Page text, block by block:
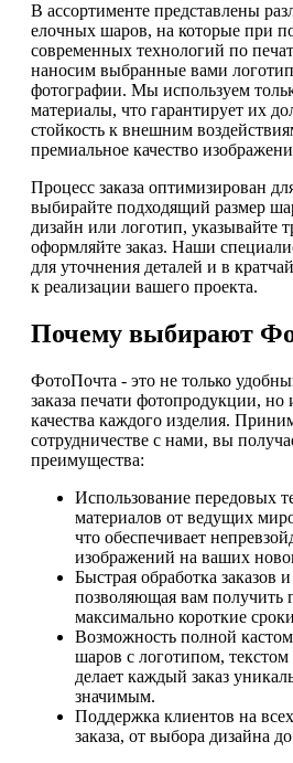
В ассортименте представлены
елочных шаров, на которые при
современных технологий по
наносим выбранные вами
фотографии. Мы используем
материалы, что гарантирует их
стойкость к внешним
премиальное качество
Процесс заказа оптимизирован
выбирайте подходящий размер
дизайн или логотип, указывайте
оформляйте заказ. Наши
для уточнения деталей и в
к реализации вашего проекта.
Почему выбирают
ФотоПочта - это не только
заказа печати фотопродукции, но
качества каждого изделия.
сотрудничестве с нами, вы
преимущества:
Использование передовых
материалов от ведущих
что обеспечивает
изображений на ваших
Быстрая обработка заказов
позволяющая вам получить
максимально короткие
Возможность полной
шаров с логотипом,
делает каждый заказ
значимым.
Поддержка клиентов на
заказа, от выбора дизайна